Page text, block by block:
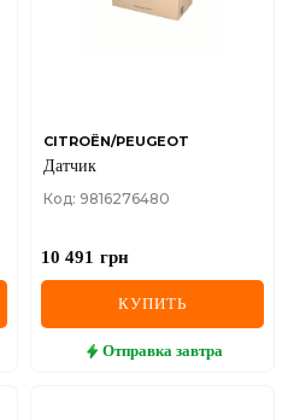
CITROËN/PEUGEOT
Датчик
Код: 9816276480
10 491 грн
КУПИТЬ
Отправка завтра